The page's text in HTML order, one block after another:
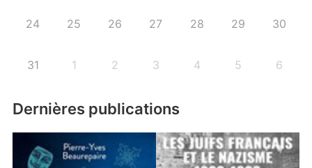
24 25 26 27 28 29 30
31 1 2 3 4 5 6
Dernières publications